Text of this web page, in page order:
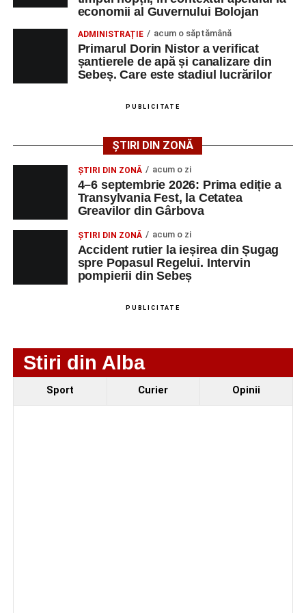
Urmărește-ne pe Google News
Ultimele știri din Sebeș
Femeie de 66 de ani, transportată în stare gravă la
strada Dorobanți din Sebeș
Accident pe strada Dorobanți din Sebeș: fermeie
de 66 de ani rănită grav, după ce a fost lovită de o
motocicletă
4–6 septembrie 2026: Prima ediție a Transylvania
Fest, la Cetatea Greavilor din Gârbova
economii al Guvernului Bolojan
ADMINISTRAȚIE acum o săptămână
Primarul Dorin Nistor a verificat
șantierele de apă și canalizare din
Sebeș. Care este stadiul lucrărilor
PUBLICITATE
ȘTIRI DIN ZONĂ
ȘTIRI DIN ZONĂ acum o zi
4–6 septembrie 2026: Prima ediție a
Transylvania Fest, la Cetatea
Greavilor din Gârbova
ȘTIRI DIN ZONĂ acum o zi
Accident rutier la ieșirea din Șugag
spre Popasul Regelui. Intervin
pompierii din Sebeș
PUBLICITATE
Stiri din Alba
Sport Curier Opinii